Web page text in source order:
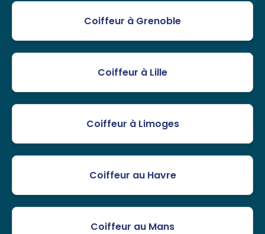
Coiffeur à Grenoble
Coiffeur à Lille
Coiffeur à Limoges
Coiffeur au Havre
Coiffeur au Mans